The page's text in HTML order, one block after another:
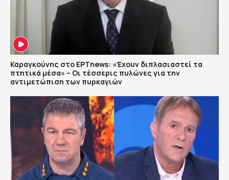
Καραγκούνης στο ΕΡΤnews: «Έχουν διπλασιαστεί τα
πτητικά μέσα» – Οι τέσσερις πυλώνες για την
αντιμετώπιση των πυρκαγιών